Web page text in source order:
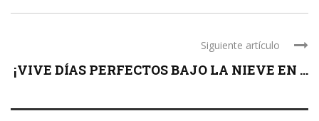
Siguiente artículo
¡VIVE DÍAS PERFECTOS BAJO LA NIEVE EN ...